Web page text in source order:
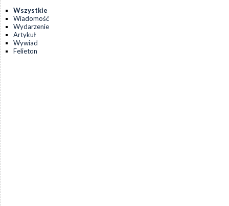
Wszystkie
Wiadomość
Wydarzenie
Artykuł
Wywiad
Felieton